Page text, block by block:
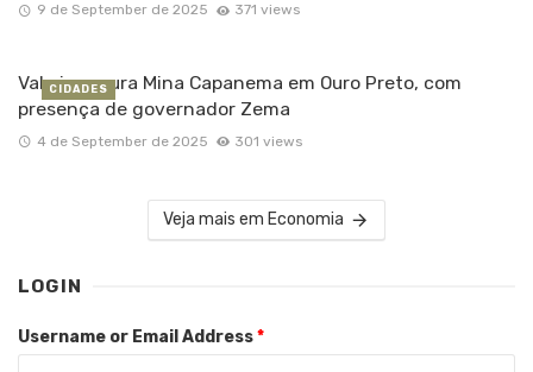
9 de September de 2025 371 views
Vale inaugura Mina Capanema em Ouro Preto, com
presença de governador Zema
4 de September de 2025 301 views
CIDADES
Veja mais em Economia
LOGIN
Username or Email Address*